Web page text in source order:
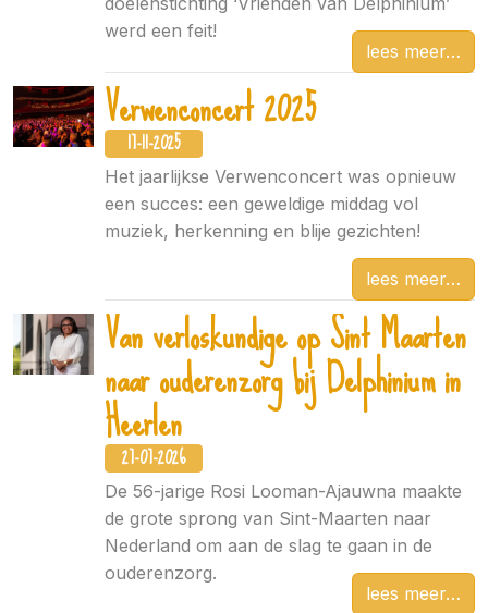
werd een feit!
lees meer
Verwenconcert 2025
17-11-2025
Het jaarlijkse Verwenconcert was opnieuw
een succes: een geweldige middag vol
muziek, herkenning en blije gezichten!
lees meer
Van verloskundige op Sint Maarten
naar ouderenzorg bij Delphinium in
Heerlen
27-07-2026
De 56-jarige Rosi Looman-Ajauwna maakte
de grote sprong van Sint-Maarten naar
Nederland om aan de slag te gaan in de
ouderenzorg.
lees meer